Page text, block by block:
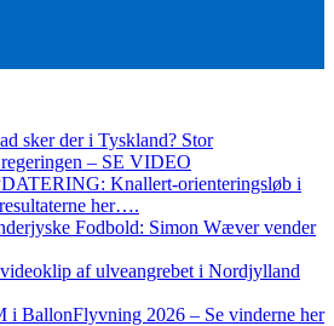
sker der i Tyskland? Stor
– SE VIDEO
Knallert-orienteringsløb i
her….
Fodbold: Simon Wæver vender
af ulveangrebet i Nordjylland
i BallonFlyvning 2026 – Se vinderne her